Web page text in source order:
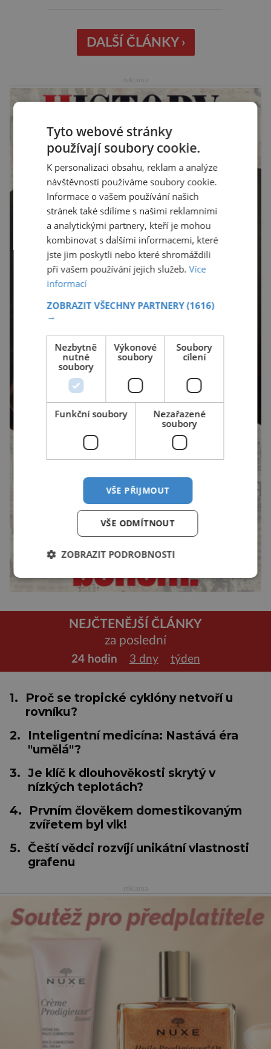
ostrově Tasmánie, si však takovou nálepku
vůbec nezaslouží. Fakticky se totiž spíše než o
plaché živočichy. Velikostně […]
DALŠÍ ČLÁNKY ›
NEJČTENĚJŠÍ ČLÁNKY
za poslední
24 hodin 3 dny týden
1.
Proč se tropické cyklóny netvoří u
rovníku?
2.
Inteligentní medicína: Nastává éra
"umělá"?
3. Je klíč k dlouhověkosti skrytý v
nízkých teplotách?
4.
Prvním člověkem domestikovaným
zvířetem byl vlk!
5. Čeští vědci rozvíjí unikátní vlastnosti
grafenu
Tyto webové stránky
používají soubory cookie.
K personalizaci obsahu, reklam a analýze
návštěvnosti používáme soubory cookie.
Informace o vašem používání našich
stránek také sdílíme s našimi reklamními
a analytickými partnery, kteří je mohou
kombinovat s dalšími informacemi, které
jste jim poskytli nebo které shromáždili
při vašem používání jejich služeb.Více
informací
ZOBRAZIT VŠECHNY PARTNERY(1616)
→
Nezbytně
nutné
soubory
Výkonové
soubory
Soubory
cílení
Funkční soubory
Nezařazené
soubory
VŠE PŘIJMOUT
VŠE ODMÍTNOUT
ZOBRAZIT PODROBNOSTI